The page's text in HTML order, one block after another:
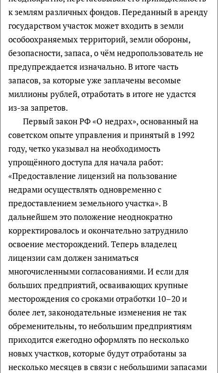
к землям различных фондов. Переданный в аренду
государством участок может входить в земли
особоохраняемых территорий, земли обороны,
безопасности, запаса, о чём недропользователь не
предупреждается изначально. В итоге часть
запасов, за которые уже заплачены весомые
миллионы рублей, отработать в итоге не удастся
из-за запретов.
Первый закон РФ «О недрах», основанный на
советском опыте управления и принятый в 1992
году, четко указывал на необходимость
упрощённого доступа для начала работ:
«Предоставление лицензий на пользование
недрами осуществлять одновременно с
предоставлением земельного участка». В
дальнейшем это положение неоднократно
корректировалось и окончательно затруднило
освоение месторождений. Теперь владелец
лицензии сам должен заниматься
многочисленными согласованиями. И если для
больших предприятий, осваивающих крупные
месторождения со сроками отработки 10–20 и
более лет, законодательные изменения не так
обременительны, то небольшим предприятиям
приходится ежегодно оформлять по несколько
новых участков, которые будут отработаны за
несколько месяцев в связи с небольшими запасами